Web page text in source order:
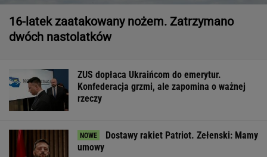
16-latek zaatakowany nożem. Zatrzymano
dwóch nastolatków
ZUS dopłaca Ukraińcom do emerytur.
Konfederacja grzmi, ale zapomina o ważnej
rzeczy
Dostawy rakiet Patriot. Zełenski: Mamy
umowy